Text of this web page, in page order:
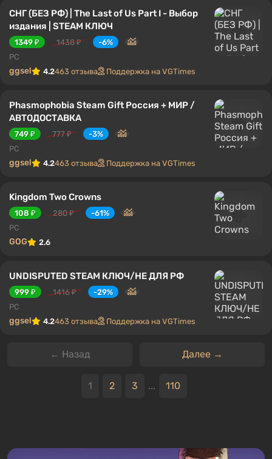
СНГ (БЕЗ РФ) | The Last of Us Part I - Выбор
издания | STEAM КЛЮЧ
1349 ₽ 1438 ₽
-6%
PC
ggsel 4.2463 отзыва Поддержка на VGTimes
Phasmophobia Steam Gift Россия + МИР /
АВТОДОСТАВКА
749 ₽ 777 ₽
-3%
PC
ggsel 4.2463 отзыва Поддержка на VGTimes
Kingdom Two Crowns
108 ₽ 280 ₽
-61%
PC
GOG 2.6
UNDISPUTED STEAM КЛЮЧ/НЕ ДЛЯ РФ
999 ₽ 1416 ₽
-29%
PC
ggsel 4.2463 отзыва Поддержка на VGTimes
← Назад Далее →
1 2 3 ... 110